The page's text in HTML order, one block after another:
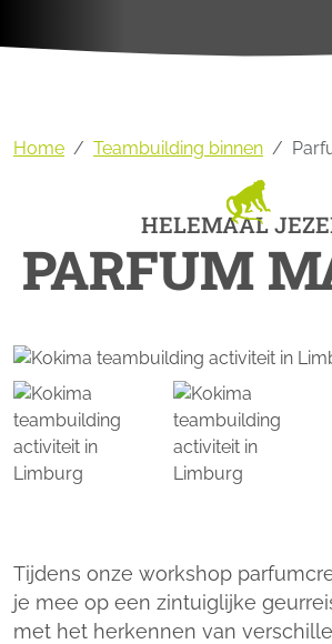
Home Teambuilding binnen
HELEMAAL
PARFUM
Tijdens onze workshop
je mee op een zintuiglijke
met het herkennen van